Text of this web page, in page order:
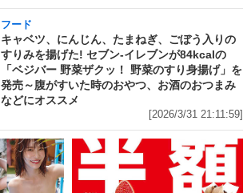
フード
キャベツ、にんじん、たまねぎ、ごぼう入りの
すりみを揚げた! セブン‐イレブンが84kcalの
「ベジバー 野菜ザクッ！ 野菜のすり身揚げ」を
発売～腹がすいた時のおやつ、お酒のおつまみ
などにオススメ
[2026/3/31 21:11:59]